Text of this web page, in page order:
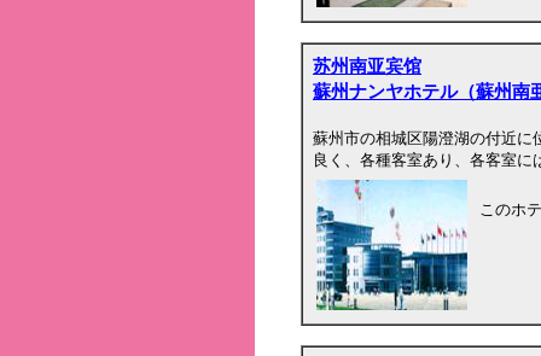
苏州南亚宾馆
蘇州ナンヤホテル（蘇州南
蘇州市の相城区陽澄湖の付近に
良く、各種客室あり、各客室
このホ